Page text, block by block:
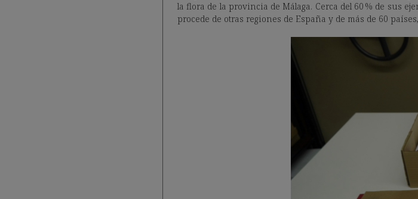
la flora de la provincia de Málaga. Cerca del 60 % de sus
procede de otras regiones de España y de más de 60